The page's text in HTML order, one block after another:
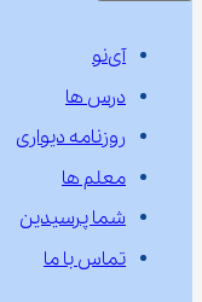
آی‌نو
درس ها
روزنامه دیواری
معلم ها
شما پرسیدین
تماس با ما